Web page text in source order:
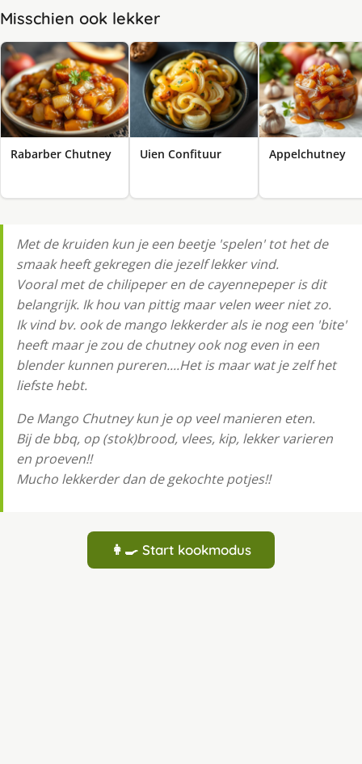
Misschien ook lekker
Rabarber Chutney Uien Confituur Appelchutney
Met de kruiden kun je een beetje 'spelen' tot het de
smaak heeft gekregen die jezelf lekker vind.
Vooral met de chilipeper en de cayennepeper is dit
belangrijk. Ik hou van pittig maar velen weer niet zo.
Ik vind bv. ook de mango lekkerder als ie nog een 'bite'
heeft maar je zou de chutney ook nog even in een
blender kunnen pureren....Het is maar wat je zelf het
liefste hebt.
De Mango Chutney kun je op veel manieren eten.
Bij de bbq, op (stok)brood, vlees, kip, lekker varieren
en proeven!!
Mucho lekkerder dan de gekochte potjes!!
👩‍🍳 Start kookmodus